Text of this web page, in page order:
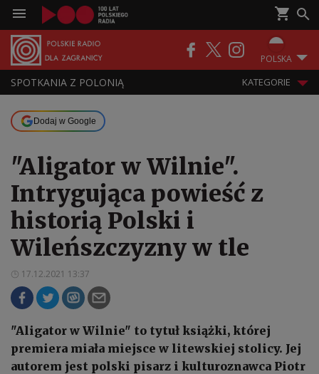
POLSKA
SPOTKANIA Z POLONIĄ KATEGORIE
Dodaj w Google
"Aligator w Wilnie".
Intrygująca powieść z
historią Polski i
Wileńszczyzny w tle
17.12.2021 13:37
"Aligator w Wilnie" to tytuł książki, której
premiera miała miejsce w litewskiej stolicy. Jej
autorem jest polski pisarz i kulturoznawca Piotr